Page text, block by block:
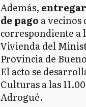
Además,
de pago a vecinos
correspondiente a
Vivienda del
Provincia de
El acto se
Culturas a las
Adrogué.